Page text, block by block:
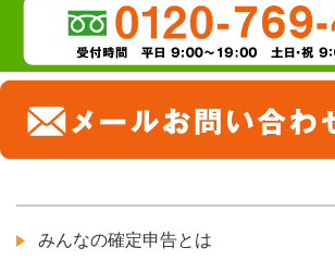
みんなの確定申告とは